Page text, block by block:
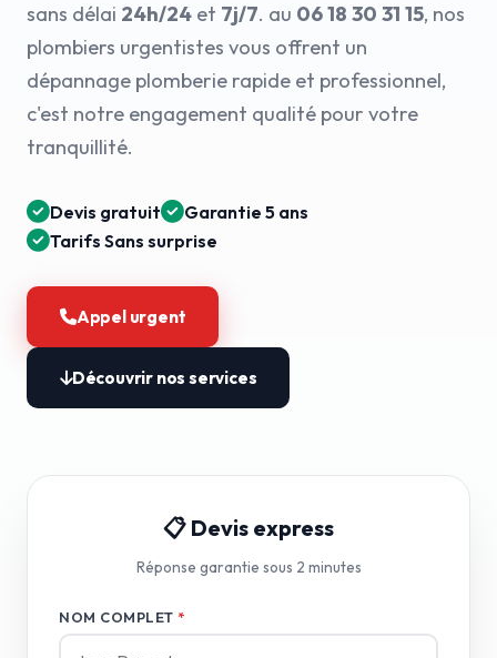
sans délai 24h/24 et 7j/7. au 06 18 30 31 15, nos
plombiers urgentistes vous offrent un
dépannage plomberie rapide et professionnel,
c'est notre engagement qualité pour votre
tranquillité.
Devis gratuit
Garantie 5 ans
Tarifs Sans surprise
Appel urgent
Découvrir nos services
📋 Devis express
Réponse garantie sous 2 minutes
NOM COMPLET *